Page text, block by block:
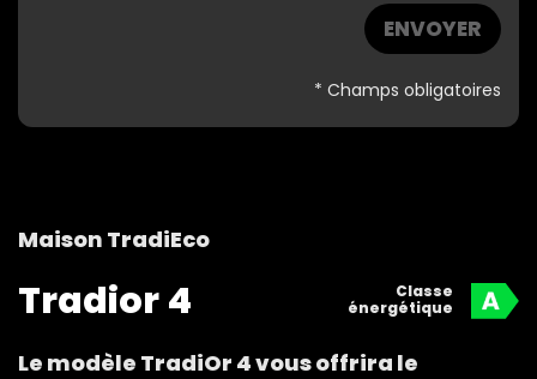
ENVOYER
* Champs obligatoires
Maison TradiEco
Tradior 4
Classe
énergétique
Le modèle TradiOr 4 vous offrira le